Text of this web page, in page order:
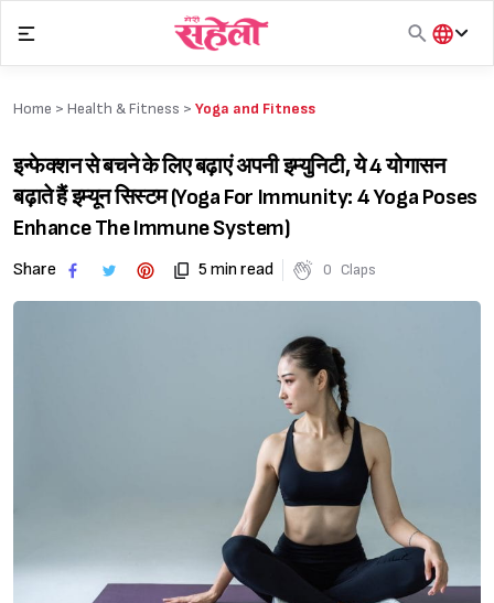
content
हिंदी
Home > Health & Fitness > Yoga and Fitness
इन्फेक्शन से बचने के लिए बढ़ाएं अपनी इम्युनिटी, ये 4 योगासन
बढ़ाते हैं इम्यून सिस्टम (Yoga For Immunity: 4 Yoga Poses
Enhance The Immune System)
Share 5 min read 0 Claps